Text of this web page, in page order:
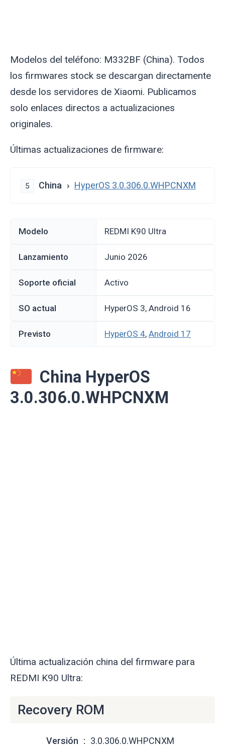
Modelos del teléfono: M332BF (China). Todos
los firmwares stock se descargan directamente
desde los servidores de Xiaomi. Publicamos
solo enlaces directos a actualizaciones
originales.
Últimas actualizaciones de firmware:
5 China HyperOS 3.0.306.0.WHPCNXM
Modelo REDMI K90 Ultra
Lanzamiento junio 2026
Soporte oficial Activo
SO actual HyperOS 3, Android 16
Previsto HyperOS 4, Android 17
China HyperOS
3.0.306.0.WHPCNXM
Última actualización china del firmware para
REDMI K90 Ultra:
Recovery ROM
Versión 3.0.306.0.WHPCNXM